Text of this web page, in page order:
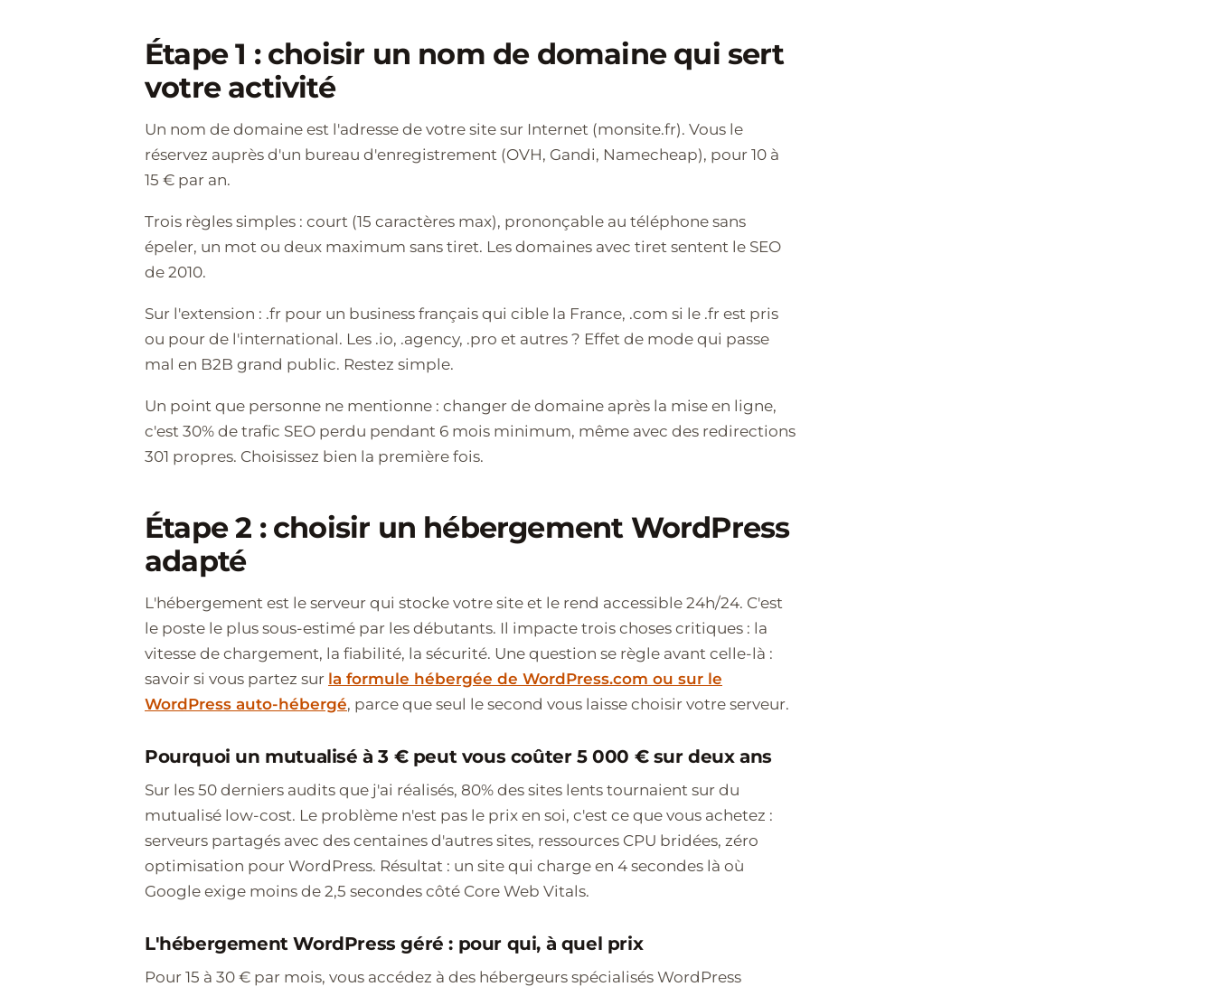
Étape 1 : choisir un nom de domaine qui sert
votre activité
Un nom de domaine est l'adresse de votre site sur Internet (monsite.fr). Vous le
réservez auprès d'un bureau d'enregistrement (OVH, Gandi, Namecheap), pour 10 à
15 € par an.
Trois règles simples : court (15 caractères max), prononçable au téléphone sans
épeler, un mot ou deux maximum sans tiret. Les domaines avec tiret sentent le SEO
de 2010.
Sur l'extension : .fr pour un business français qui cible la France, .com si le .fr est pris
ou pour de l'international. Les .io, .agency, .pro et autres ? Effet de mode qui passe
mal en B2B grand public. Restez simple.
Un point que personne ne mentionne : changer de domaine après la mise en ligne,
c'est 30% de trafic SEO perdu pendant 6 mois minimum, même avec des redirections
301 propres. Choisissez bien la première fois.
Étape 2 : choisir un hébergement WordPress
adapté
L'hébergement est le serveur qui stocke votre site et le rend accessible 24h/24. C'est
le poste le plus sous-estimé par les débutants. Il impacte trois choses critiques : la
vitesse de chargement, la fiabilité, la sécurité. Une question se règle avant celle-là :
savoir si vous partez sur la formule hébergée de WordPress.com ou sur le
WordPress auto-hébergé, parce que seul le second vous laisse choisir votre serveur.
Pourquoi un mutualisé à 3 € peut vous coûter 5 000 € sur deux ans
Sur les 50 derniers audits que j'ai réalisés, 80% des sites lents tournaient sur du
mutualisé low-cost. Le problème n'est pas le prix en soi, c'est ce que vous achetez :
serveurs partagés avec des centaines d'autres sites, ressources CPU bridées, zéro
optimisation pour WordPress. Résultat : un site qui charge en 4 secondes là où
Google exige moins de 2,5 secondes côté Core Web Vitals.
L'hébergement WordPress géré : pour qui, à quel prix
Pour 15 à 30 € par mois, vous accédez à des hébergeurs spécialisés WordPress